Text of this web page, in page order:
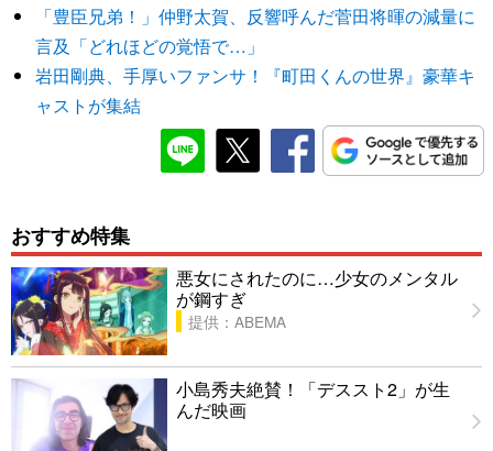
「豊臣兄弟！」仲野太賀、反響呼んだ菅田将暉の減量に
言及「どれほどの覚悟で…」
岩田剛典、手厚いファンサ！『町田くんの世界』豪華キ
ャストが集結
おすすめ特集
悪女にされたのに…少女のメンタル
が鋼すぎ
提供：ABEMA
小島秀夫絶賛！「デススト2」が生
んだ映画